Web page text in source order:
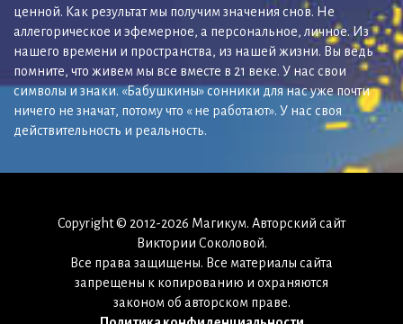
ценной. Как результат мы получим значения снов. Не
аллегорическое и эфемерное, а персональное, личное. Из
нашего времени и пространства, из нашей жизни. Вы ведь
помните, что живем мы все вместе в 21 веке. У нас свои
символы и знаки. «Бабушкины» сонники для нас уже почти
ничего не значат, потому что « не работают». У нас своя
действительность и реальность.
Copyright © 2012-2026 Магикум. Авторский сайт
Виктории Соколовой.
Все права защищены. Все материалы сайта
запрещены к копированию и охраняются
законом об авторском праве.